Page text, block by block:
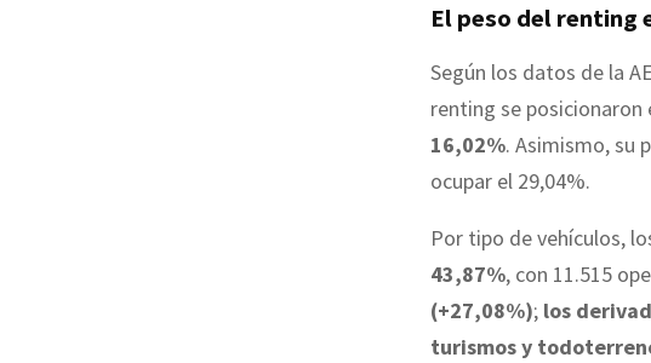
El peso del renting
Según los datos de la
renting se posicionaron
16,02%. Asimismo, su
ocupar el 29,04%.
Por tipo de vehículos,
43,87%, con 11.515
(+27,08%); los
turismos y